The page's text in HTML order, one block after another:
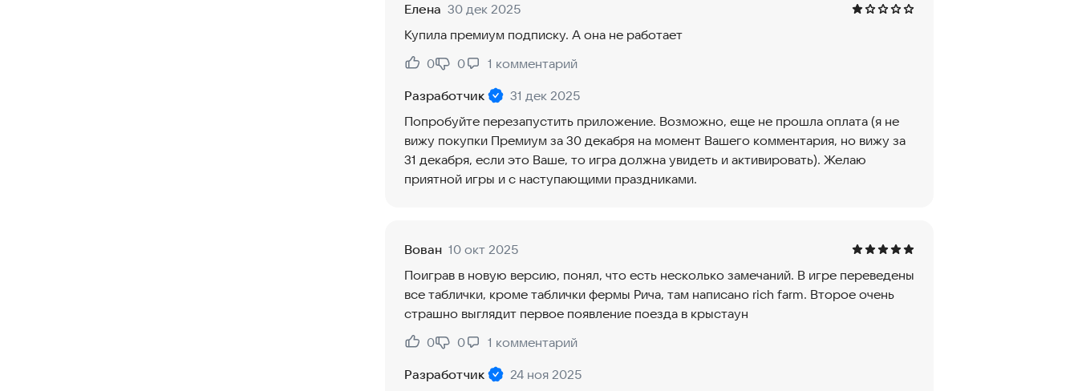
Елена 30 дек 2025
Купила премиум подписку. А она не работает
Нравится:
0
Не нравится:
0 1 комментарий
Разработчик
31 дек 2025
Попробуйте перезапустить приложение. Возможно, еще не прошла оплата (я не
вижу покупки Премиум за 30 декабря на момент Вашего комментария, но вижу за
31 декабря, если это Ваше, то игра должна увидеть и активировать). Желаю
приятной игры и с наступающими праздниками.
Вован 10 окт 2025
Поиграв в новую версию, понял, что есть несколько замечаний. В игре переведены
все таблички, кроме таблички фермы Рича, там написано rich farm. Второе очень
страшно выглядит первое появление поезда в крыстаун
Нравится:
0
Не нравится:
0 1 комментарий
Разработчик
24 ноя 2025